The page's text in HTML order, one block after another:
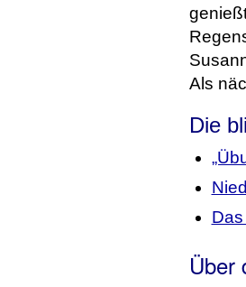
Als
Die
Über